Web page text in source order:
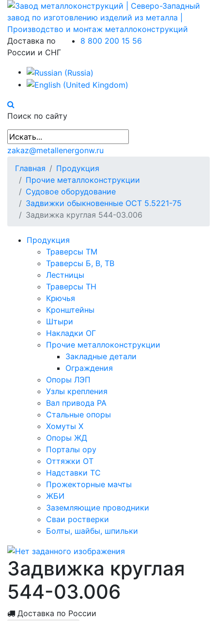
Доставка по
России и СНГ
8 800 200 15 56
Поиск по сайту
zakaz@metallenergonw.ru
Главная
Продукция
Прочие металлоконструкции
Судовое оборудование
Задвижки обыкновенные ОСТ 5.5221-75
Задвижка круглая 544-03.006
Продукция
Траверсы ТМ
Траверсы Б, В, ТВ
Лестницы
Траверсы ТН
Крючья
Кронштейны
Штыри
Накладки ОГ
Прочие металлоконструкции
Закладные детали
Ограждения
Опоры ЛЭП
Узлы крепления
Вал привода РА
Стальные опоры
Хомуты Х
Опоры ЖД
Порталы ору
Оттяжки ОТ
Надставки ТС
Прожекторные мачты
ЖБИ
Заземляющие проводники
Сваи ростверки
Болты, шайбы, шпильки
Задвижка круглая
544-03.006
Доставка по России